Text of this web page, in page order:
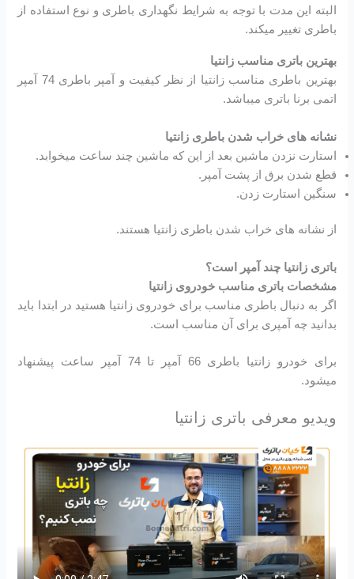
البته این مدت با توجه به شرایط نگهداری باطری و نوع استفاده از
باطری تغییر میکند.
بهترین باتری مناسب زانتیا
بهترین باطری مناسب زانتیا از نظر کیفیت و آمپر باطری 74 آمپر
اتمی برنا باتری میباشد.
نشانه های خراب شدن باطری زانتیا
استارت نزدن ماشین بعد از این که ماشین چند ساعت میخوابد.
قطع شدن برق از پشت آمپر.
سنگین استارت زدن.
از نشانه های خراب شدن باطری زانتیا هستند.
باتری زانتیا چند آمپر است؟
مشخصات باتری مناسب خودروی زانتیا
اگر به دنبال باطری مناسب برای خودروی زانتیا هستید در ابتدا باید
بدانید چه آمپری برای آن مناسب است.
برای خودرو زانتیا باطری 66 آمپر تا 74 آمپر ساعت پیشنهاد
میشود.
ویدیو معرفی باتری زانتیا